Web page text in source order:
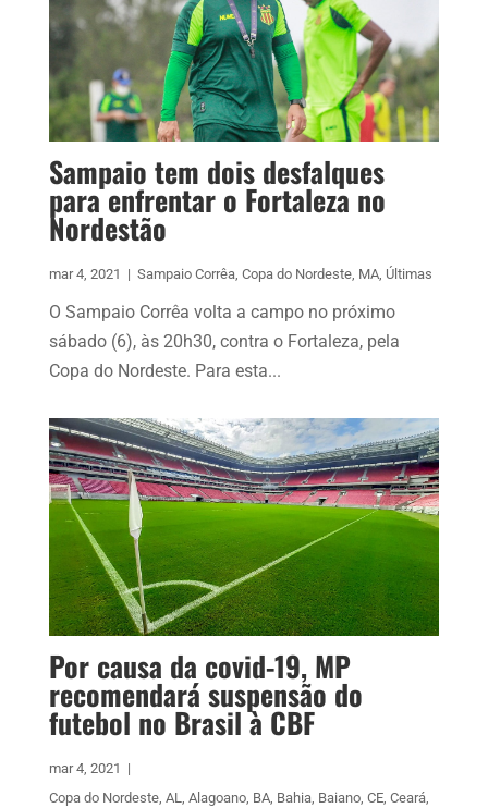
Sampaio tem dois desfalques
para enfrentar o Fortaleza no
Nordestão
mar 4, 2021 | Sampaio Corrêa, Copa do Nordeste, MA, Últimas
O Sampaio Corrêa volta a campo no próximo
sábado (6), às 20h30, contra o Fortaleza, pela
Copa do Nordeste. Para esta...
Por causa da covid-19, MP
recomendará suspensão do
futebol no Brasil à CBF
mar 4, 2021 |
Copa do Nordeste, AL, Alagoano, BA, Bahia, Baiano, CE, Ceará,